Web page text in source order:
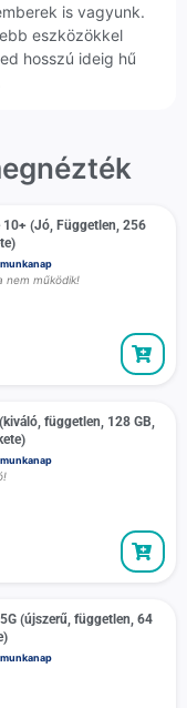
is vagyunk.
eszközökkel
hosszú ideig hű
10+ (Jó, Független, 256
nem működik!
független, 128 GB,
(újszerű, független, 64